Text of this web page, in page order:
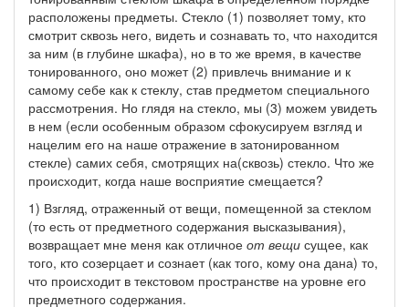
расположены предметы. Стекло (1) позволяет тому, кто
смотрит сквозь него, видеть и сознавать то, что находится
за ним (в глубине шкафа), но в то же время, в качестве
тонированного, оно может (2) привлечь внимание и к
самому себе как к стеклу, став предметом специального
рассмотрения. Но глядя на стекло, мы (3) можем увидеть
в нем (если особенным образом сфокусируем взгляд и
нацелим его на наше отражение в затонированном
стекле) самих себя, смотрящих на(сквозь) стекло. Что же
происходит, когда наше восприятие смещается?
1) Взгляд, отраженный от вещи, помещенной за стеклом
(то есть от предметного содержания высказывания),
возвращает мне меня как отличное от вещи сущее, как
того, кто созерцает и сознает (как того, кому она дана) то,
что происходит в текстовом пространстве на уровне его
предметного содержания.